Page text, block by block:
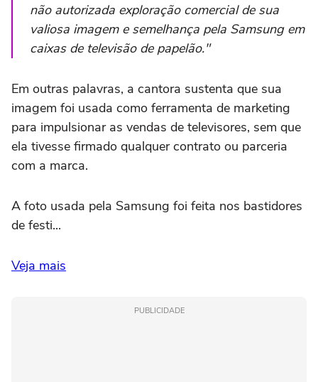
não autorizada exploração comercial de sua
valiosa imagem e semelhança pela Samsung em
caixas de televisão de papelão."
Em outras palavras, a cantora sustenta que sua
imagem foi usada como ferramenta de marketing
para impulsionar as vendas de televisores, sem que
ela tivesse firmado qualquer contrato ou parceria
com a marca.
A foto usada pela Samsung foi feita nos bastidores
de festi...
Veja mais
PUBLICIDADE